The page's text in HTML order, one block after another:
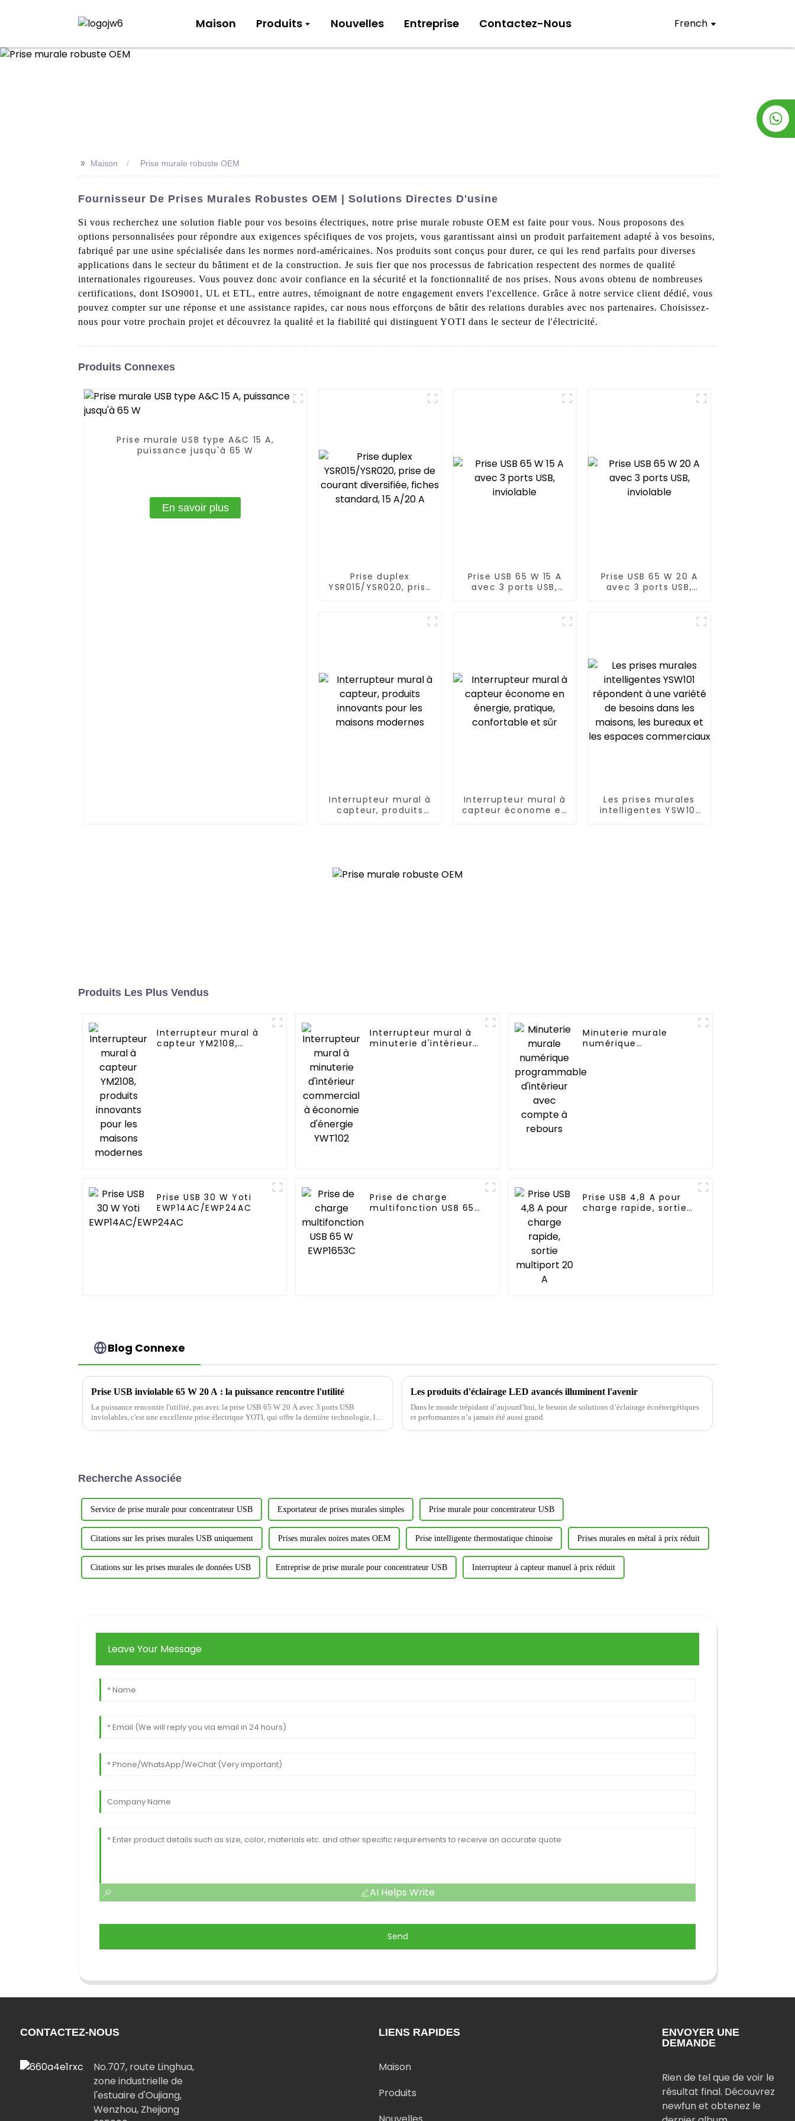
Maison Produits Nouvelles Entreprise Contactez-Nous French
>> Maison Prise murale robuste OEM
Fournisseur De Prises Murales Robustes OEM | Solutions Directes D'usine
Si vous recherchez une solution fiable pour vos besoins électriques, notre prise murale robuste OEM est faite pour vous. Nous proposons des
options personnalisées pour répondre aux exigences spécifiques de vos projets, vous garantissant ainsi un produit parfaitement adapté à vos besoins,
fabriqué par une usine spécialisée dans les normes nord-américaines. Nos produits sont conçus pour durer, ce qui les rend parfaits pour diverses
applications dans le secteur du bâtiment et de la construction. Je suis fier que nos processus de fabrication respectent des normes de qualité
internationales rigoureuses. Vous pouvez donc avoir confiance en la sécurité et la fonctionnalité de nos prises. Nous avons obtenu de nombreuses
certifications, dont ISO9001, UL et ETL, entre autres, témoignant de notre engagement envers l'excellence. Grâce à notre service client dédié, vous
pouvez compter sur une réponse et une assistance rapides, car nous nous efforçons de bâtir des relations durables avec nos partenaires. Choisissez-
nous pour votre prochain projet et découvrez la qualité et la fiabilité qui distinguent YOTI dans le secteur de l'électricité.
Produits Connexes
Prise murale USB type A&C 15 A,
puissance jusqu'à 65 W
En savoir plus
Prise duplex
YSR015/YSR020, prise
standard, 15 A/20 A
Prise USB 65 W 15 A
avec 3 ports USB,
Prise USB 65 W 20 A
avec 3 ports USB,
Interrupteur mural à
capteur, produits
Interrupteur mural à
capteur économe en
Les prises murales
intelligentes YSW101
Produits Les Plus Vendus
Interrupteur mural à
capteur YM2108,
Interrupteur mural à
minuterie d'intérieur
Minuterie murale
numérique
compte à rebours
Prise USB 30 W Yoti
EWP14AC/EWP24AC
Prise de charge
multifonction USB 65
Prise USB 4,8 A pour
charge rapide, sortie
Blog Connexe
Prise USB inviolable 65 W 20 A : la puissance rencontre l'utilité
La puissance rencontre l'utilité, pas avec la prise USB 65 W 20 A avec 3 ports USB
inviolables, c'est une excellente prise électrique YOTI, qui offre la dernière technologie, la
Les produits d'éclairage LED avancés illuminent l'avenir
Dans le monde trépidant d’aujourd’hui, le besoin de solutions d’éclairage écoénergétiques
et performantes n’a jamais été aussi grand.
Recherche Associée
Service de prise murale pour concentrateur USB Exportateur de prises murales simples Prise murale pour concentrateur USB
Citations sur les prises murales USB uniquement Prises murales noires mates OEM Prise intelligente thermostatique chinoise Prises murales en métal à prix réduit
Citations sur les prises murales de données USB Entreprise de prise murale pour concentrateur USB Interrupteur à capteur manuel à prix réduit
Leave Your Message
AI Helps Write
Send
CONTACTEZ-NOUS
No.707, route Linghua,
zone industrielle de
l'estuaire d'Oujiang,
Wenzhou, Zhejiang
LIENS RAPIDES
Maison
Produits
ENVOYER UNE
DEMANDE
Rien de tel que de voir le
résultat final. Découvrez
newfun et obtenez le